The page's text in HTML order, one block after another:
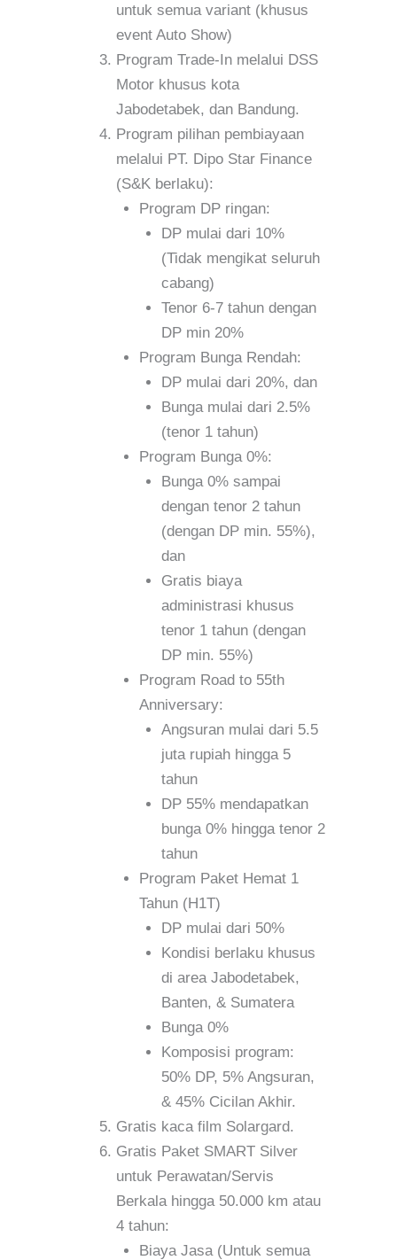
untuk semua variant (khusus
event Auto Show)
Program Trade-In melalui DSS
Motor khusus kota
Jabodetabek, dan Bandung.
Program pilihan pembiayaan
melalui PT. Dipo Star Finance
(S&K berlaku):
Program DP ringan:
DP mulai dari 10%
(Tidak mengikat seluruh
cabang)
Tenor 6-7 tahun dengan
DP min 20%
Program Bunga Rendah:
DP mulai dari 20%, dan
Bunga mulai dari 2.5%
(tenor 1 tahun)
Program Bunga 0%:
Bunga 0% sampai
dengan tenor 2 tahun
(dengan DP min. 55%),
dan
Gratis biaya
administrasi khusus
tenor 1 tahun (dengan
DP min. 55%)
Program Road to 55th
Anniversary:
Angsuran mulai dari 5.5
juta rupiah hingga 5
tahun
DP 55% mendapatkan
bunga 0% hingga tenor 2
tahun
Program Paket Hemat 1
Tahun (H1T)
DP mulai dari 50%
Kondisi berlaku khusus
di area Jabodetabek,
Banten, & Sumatera
Bunga 0%
Komposisi program:
50% DP, 5% Angsuran,
& 45% Cicilan Akhir.
Gratis kaca film Solargard.
Gratis Paket SMART Silver
untuk Perawatan/Servis
Berkala hingga 50.000 km atau
4 tahun:
Biaya Jasa (Untuk semua